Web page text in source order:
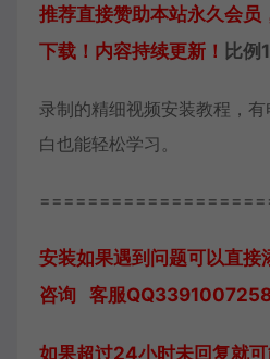
推荐直接赞助本站永久会员
下载！内容持续更新！ 比例
录制的精细视频安装教程，
白也能轻松学习。
安装如果遇到问题可以直接
咨询 客服QQ3391007258
如果超过24小时未回复就